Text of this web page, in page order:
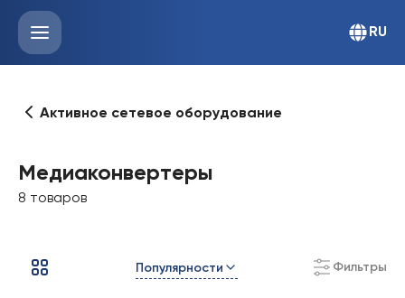
RU
Активное сетевое оборудование
Медиаконвертеры
8 товаров
Популярности Фильтры